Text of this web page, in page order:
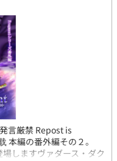
言厳禁 Repost is
本編の番外編その２。
しますヴァダース・ダク